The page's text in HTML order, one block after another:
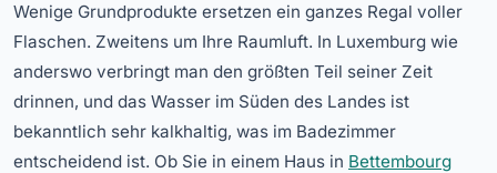
Wenige Grundprodukte ersetzen ein ganzes Regal voller
Flaschen. Zweitens um Ihre Raumluft. In Luxemburg wie
anderswo verbringt man den größten Teil seiner Zeit
drinnen, und das Wasser im Süden des Landes ist
bekanntlich sehr kalkhaltig, was im Badezimmer
entscheidend ist. Ob Sie in einem Haus in Bettembourg